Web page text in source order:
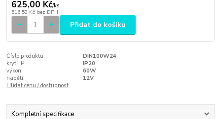
625,00 Kč/ks
516,53 Kč bez DPH
Přidat do košíku
Číslo produktu:
DIN100W24
krytí IP:
IP20
výkon:
60W
napětí:
12V
Hlídat cenu / dostupnost
Kompletní specifikace